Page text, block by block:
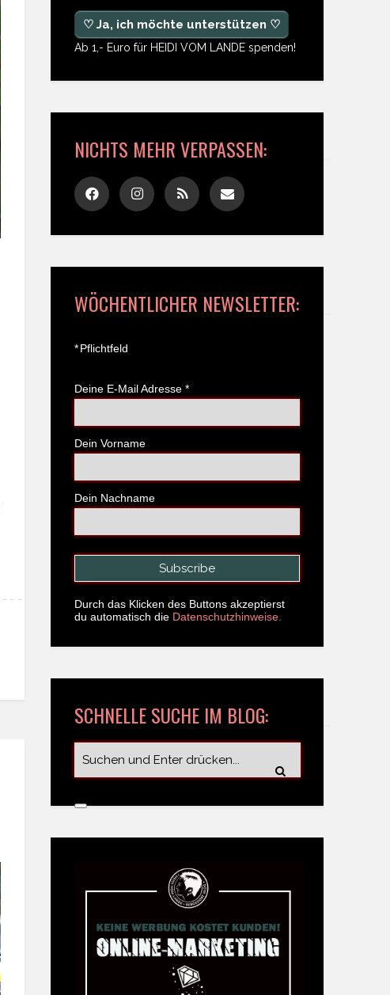
♡ Ja, ich möchte unterstützen ♡
Ab 1,- Euro für HEIDI VOM LANDE spenden!
NICHTS MEHR VERPASSEN:
WÖCHENTLICHER NEWSLETTER:
*Pflichtfeld
Deine E-Mail Adresse *
Dein Vorname
Dein Nachname
Durch das Klicken des Buttons akzeptierst
du automatisch die Datenschutzhinweise.
SCHNELLE SUCHE IM BLOG: